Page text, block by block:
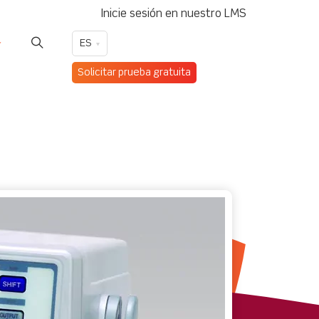
Inicie sesión en nuestro LMS
ES
Solicitar prueba gratuita